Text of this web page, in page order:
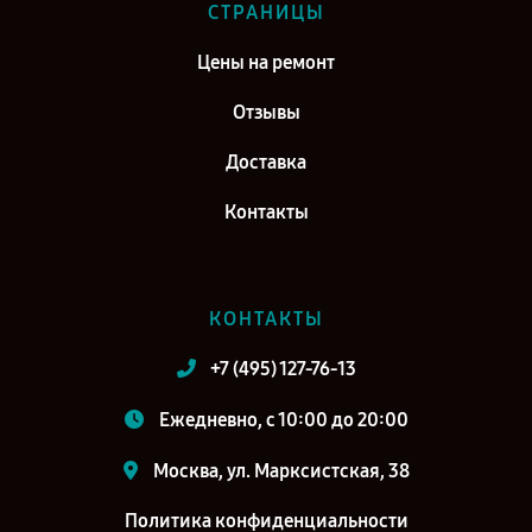
СТРАНИЦЫ
Цены на ремонт
Отзывы
Доставка
Контакты
КОНТАКТЫ
+7 (495) 127-76-13
Ежедневно, с 10:00 до 20:00
Москва, ул. Марксистская, 38
Политика конфиденциальности